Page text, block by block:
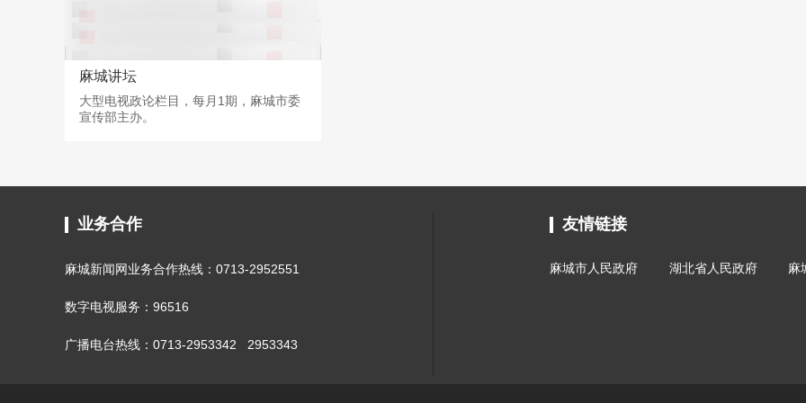
麻城讲坛
大型电视政论栏目，每月1期，麻城市委
宣传部主办。
业务合作
麻城新闻网业务合作热线：0713-2952551
数字电视服务：96516
广播电台热线：0713-2953342 2953343
友情链接
麻城市人民政府 湖北省人民政府 麻